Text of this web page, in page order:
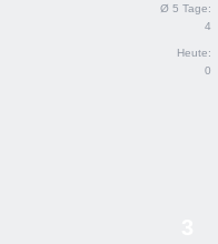
Ø 5 Tage:
4
Heute:
0